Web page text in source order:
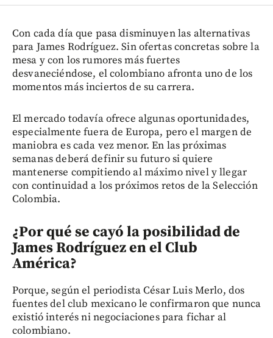
Con cada día que pasa disminuyen las alternativas
para James Rodríguez. Sin ofertas concretas sobre la
mesa y con los rumores más fuertes
desvaneciéndose, el colombiano afronta uno de los
momentos más inciertos de su carrera.
El mercado todavía ofrece algunas oportunidades,
especialmente fuera de Europa, pero el margen de
maniobra es cada vez menor. En las próximas
semanas deberá definir su futuro si quiere
mantenerse compitiendo al máximo nivel y llegar
con continuidad a los próximos retos de la Selección
Colombia.
¿Por qué se cayó la posibilidad de
James Rodríguez en el Club
América?
Porque, según el periodista César Luis Merlo, dos
fuentes del club mexicano le confirmaron que nunca
existió interés ni negociaciones para fichar al
colombiano.